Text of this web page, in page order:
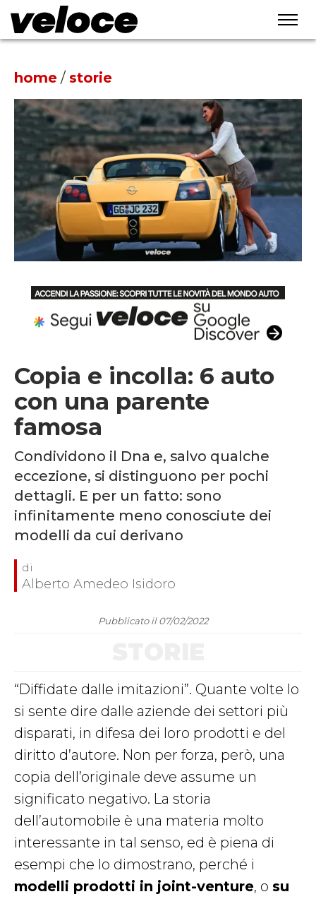
home / storie
Copia e incolla: 6 auto
con una parente
famosa
Condividono il Dna e, salvo qualche
eccezione, si distinguono per pochi
dettagli. E per un fatto: sono
infinitamente meno conosciute dei
modelli da cui derivano
Alberto Amedeo Isidoro
Pubblicato il 07/02/2022
“Diffidate dalle imitazioni”. Quante volte lo
si sente dire dalle aziende dei settori più
disparati, in difesa dei loro prodotti e del
diritto d’autore. Non per forza, però, una
copia dell’originale deve assume un
significato negativo. La storia
dell’automobile è una materia molto
interessante in tal senso, ed è piena di
esempi che lo dimostrano, perché i
modelli prodotti in joint-venture, o su